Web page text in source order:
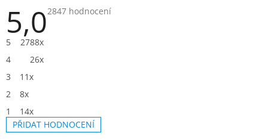
5,0Průměrné
2847 hodnocení
5
2788x
4
26x
3
11x
2
8x
1
14x
PŘIDAT HODNOCENÍ